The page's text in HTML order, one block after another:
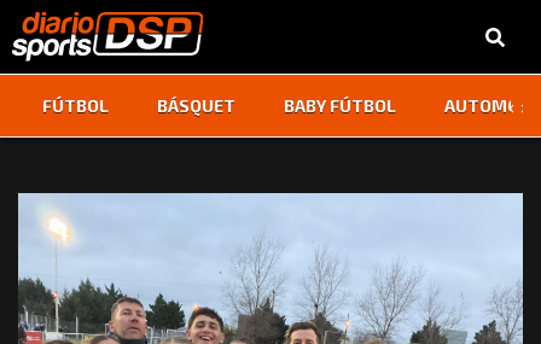
FÚTBOL BÁSQUET BABY FÚTBOL ‹ ›